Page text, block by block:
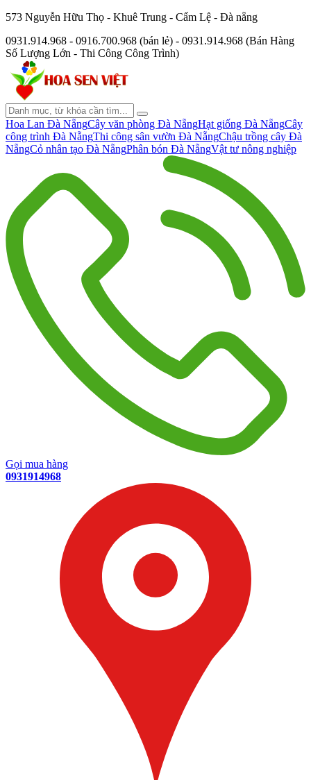
573 Nguyễn Hữu Thọ - Khuê Trung - Cẩm Lệ - Đà nẵng
0931.914.968 - 0916.700.968 (bán lẻ) - 0931.914.968 (Bán Hàng
Số Lượng Lớn - Thi Công Công Trình)
Hoa Lan Đà NẵngCây văn phòng Đà NẵngHạt giống Đà NẵngCây
công trình Đà NẵngThi công sân vườn Đà NẵngChậu trồng cây Đà
NẵngCỏ nhân tạo Đà NẵngPhân bón Đà NẵngVật tư nông nghiệp
Gọi mua hàng
0931914968